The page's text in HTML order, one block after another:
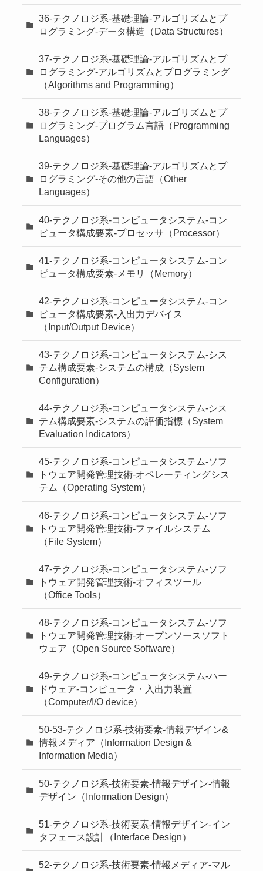
36-テクノロジ系-基礎理論-アルゴリズムとプ
ログラミング-データ構造（Data Structures）
37-テクノロジ系-基礎理論-アルゴリズムとプ
ログラミング-アルゴリズムとプログラミング
（Algorithms and Programming）
38-テクノロジ系-基礎理論-アルゴリズムとプ
ログラミング-プログラム言語（Programming
Languages）
39-テクノロジ系-基礎理論-アルゴリズムとプ
ログラミング-その他の言語（Other
Languages）
40-テクノロジ系-コンピュータシステム-コン
ピュータ構成要素-プロセッサ（Processor）
41-テクノロジ系-コンピュータシステム-コン
ピュータ構成要素-メモリ（Memory）
42-テクノロジ系-コンピュータシステム-コン
ピュータ構成要素-入出力デバイス
（Input/Output Device）
43-テクノロジ系-コンピュータシステム-シス
テム構成要素-システムの構成（System
Configuration）
44-テクノロジ系-コンピュータシステム-シス
テム構成要素-システムの評価指標（System
Evaluation Indicators）
45-テクノロジ系-コンピュータシステム-ソフ
トウェア開発管理技術-オペレーティングシス
テム（Operating System）
46-テクノロジ系-コンピュータシステム-ソフ
トウェア開発管理技術-ファイルシステム
（File System）
47-テクノロジ系-コンピュータシステム-ソフ
トウェア開発管理技術-オフィスツール
（Office Tools）
48-テクノロジ系-コンピュータシステム-ソフ
トウェア開発管理技術-オープンソースソフト
ウェア（Open Source Software）
49-テクノロジ系-コンピュータシステム-ハー
ドウェア-コンピュータ・入出力装置
（Computer/I/O device）
50-53-テクノロジ系-技術要素-情報デザイン&
情報メディア（Information Design &
Information Media）
50-テクノロジ系-技術要素-情報デザイン-情報
デザイン（Information Design）
51-テクノロジ系-技術要素-情報デザイン-イン
タフェース設計（Interface Design）
52-テクノロジ系-技術要素-情報メディア-マル